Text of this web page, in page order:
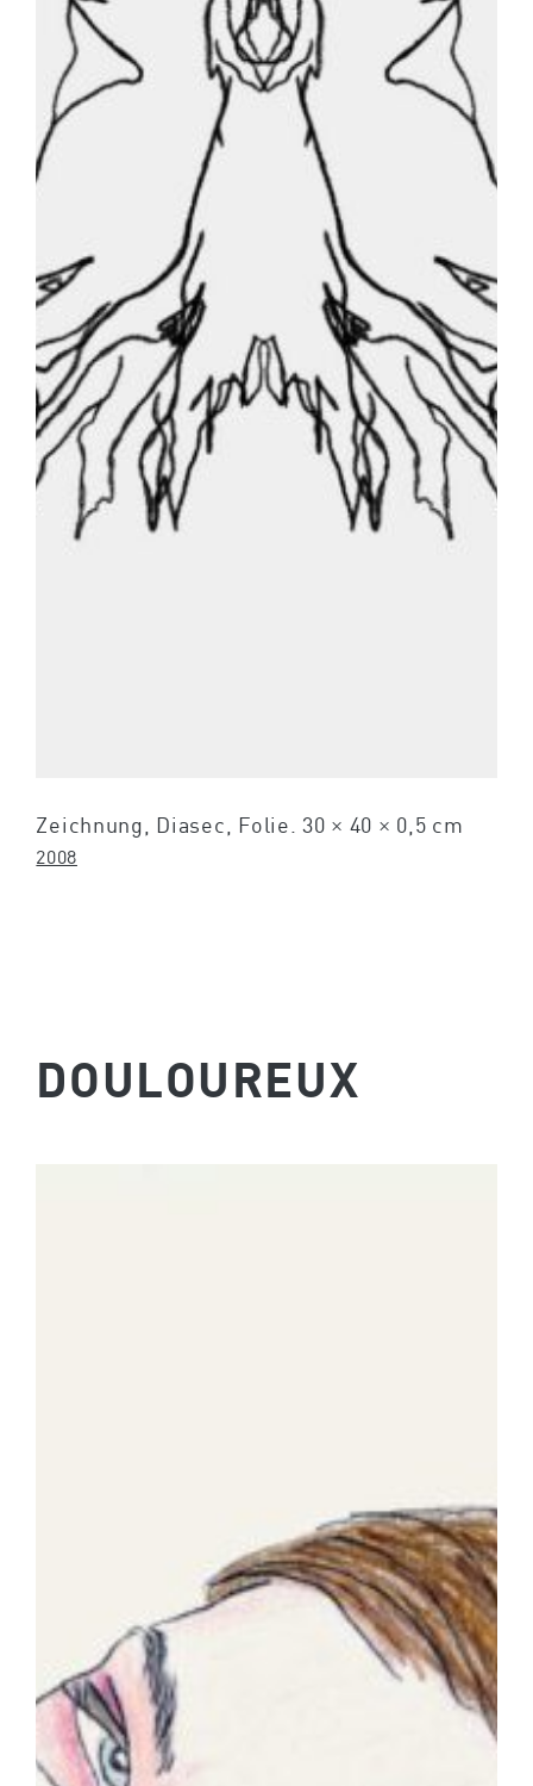
Zeichnung, Diasec, Folie. 30 × 40 × 0,5 cm
2008
DOULOUREUX